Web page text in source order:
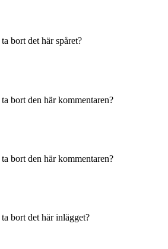
bort det här spåret?
bort den här kommentaren?
bort den här kommentaren?
bort det här inlägget?